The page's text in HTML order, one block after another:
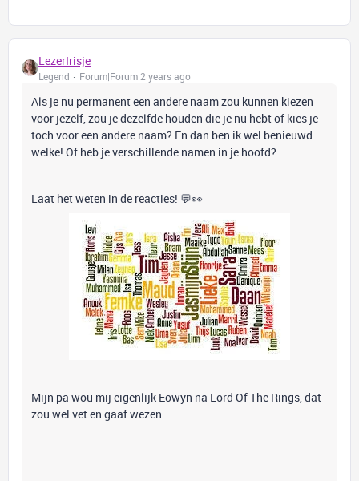
LezerIrisje
Legend Forum|Forum|2 years ago
Als je nu permanent een andere naam zou kunnen kiezen
voor jezelf, zou je dezelfde houden die je nu hebt of kies je
toch voor een andere naam? En dan ben ik wel benieuwd
welke! Of heb je verschillende namen in je hoofd?
Laat het weten in de reacties! 💬👀
Mijn pa wou mij eigenlijk Eowyn na Lord Of The Rings, dat
zou wel vet en gaaf wezen